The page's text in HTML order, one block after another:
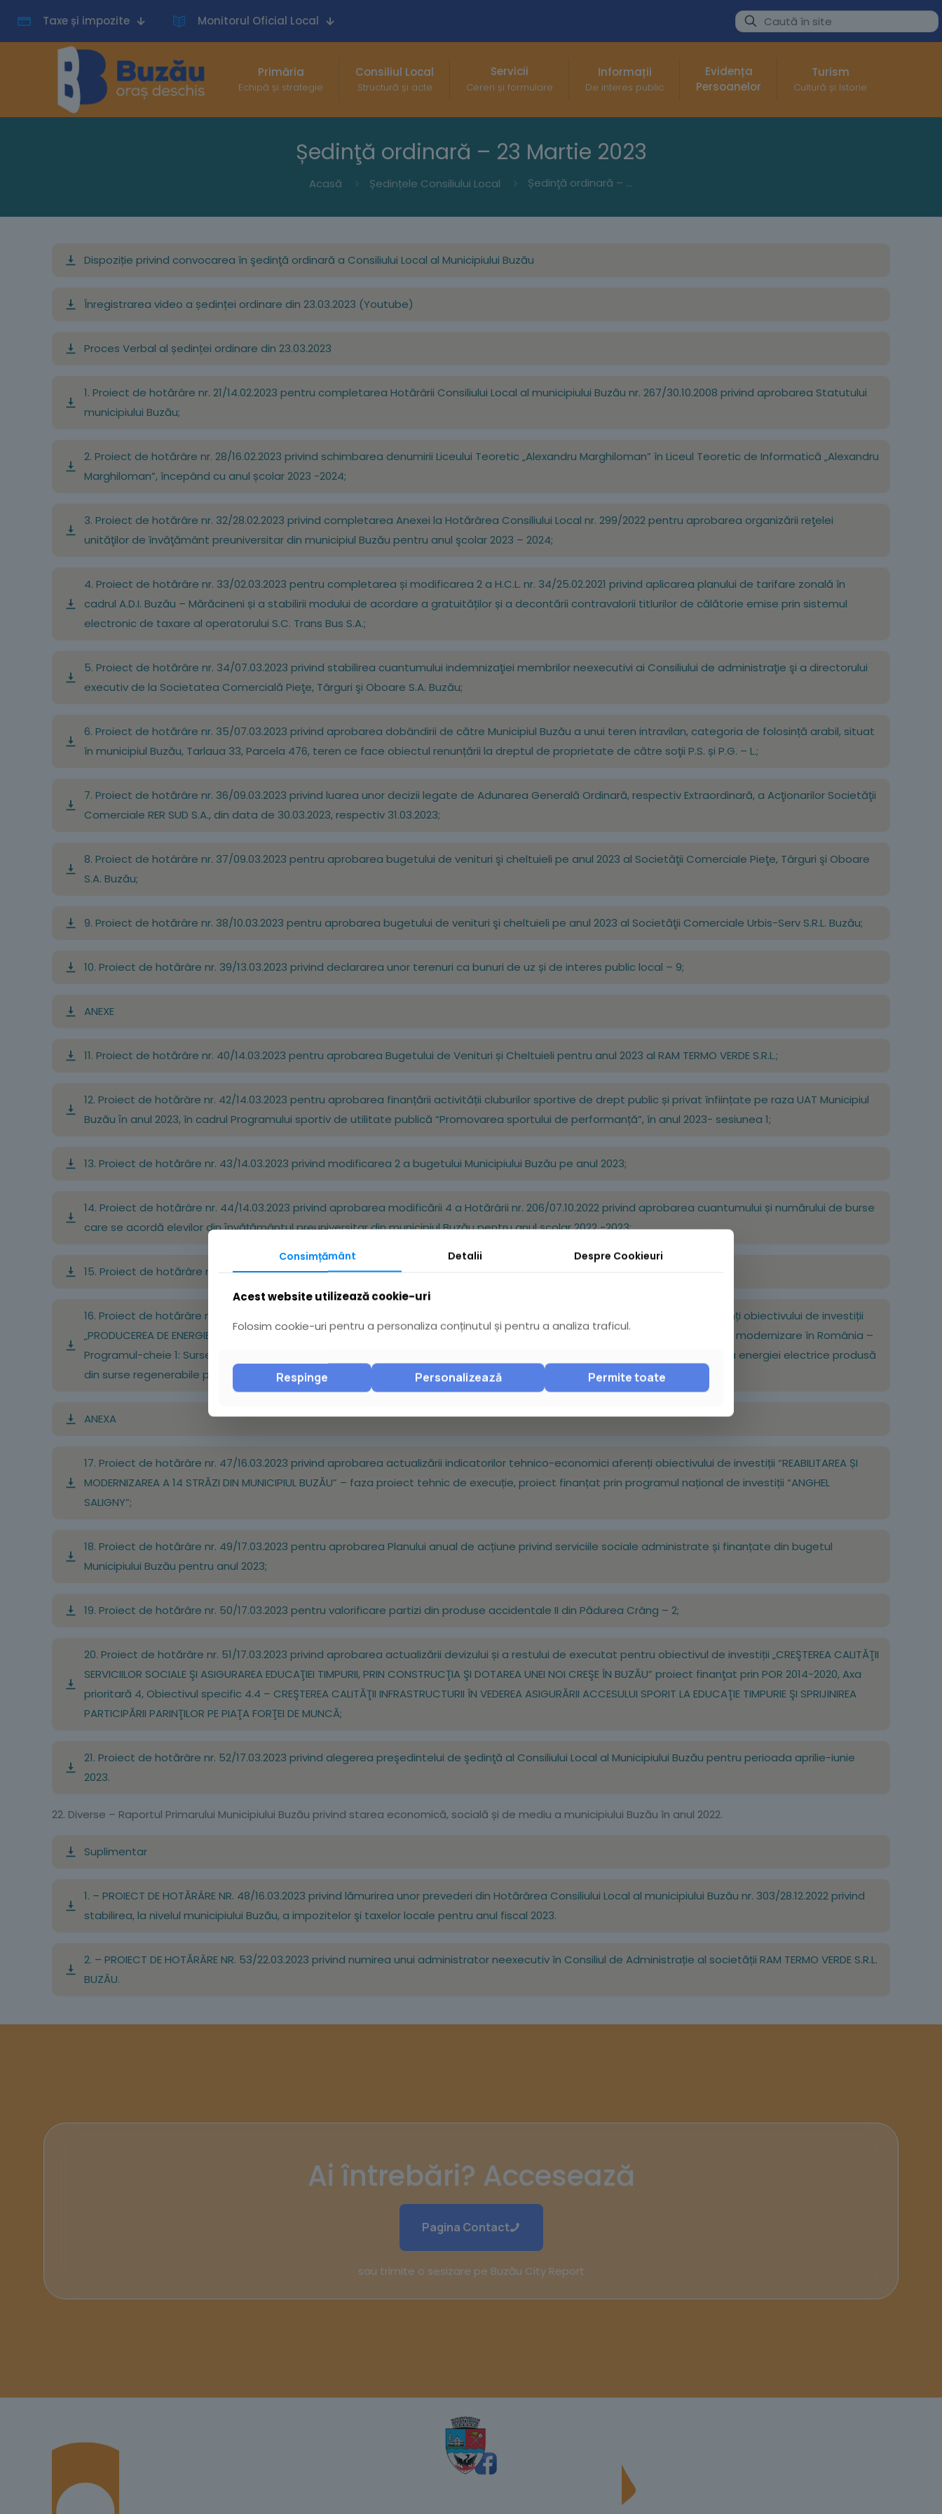
Taxe și impozite Monitorul Oficial Local
Primăria
Echipă și strategie
Consiliul Local
Structură și acte
Servicii
Cereri și formulare
Informații
De interes public
Evidența
Persoanelor
Turism
Cultură și Istorie
Ședinţă ordinară – 23 Martie 2023
Acasă Ședințele Consiliului Local Ședinţă ordinară – 23 Martie 2023
Dispoziție privind convocarea în şedinţă ordinară a Consiliului Local al Municipiului Buzău
Înregistrarea video a ședinței ordinare din 23.03.2023 (Youtube)
Proces Verbal al ședinței ordinare din 23.03.2023
1. Proiect de hotărâre nr. 21/14.02.2023 pentru completarea Hotărârii Consiliului Local al municipiului Buzău nr. 267/30.10.2008 privind aprobarea Statutului
municipiului Buzău;
2. Proiect de hotărâre nr. 28/16.02.2023 privind schimbarea denumirii Liceului Teoretic „Alexandru Marghiloman” în Liceul Teoretic de Informatică „Alexandru
Marghiloman”, începând cu anul școlar 2023 -2024;
3. Proiect de hotărâre nr. 32/28.02.2023 privind completarea Anexei la Hotărârea Consiliului Local nr. 299/2022 pentru aprobarea organizării reţelei
unităţilor de învăţământ preuniversitar din municipiul Buzău pentru anul şcolar 2023 – 2024;
4. Proiect de hotărâre nr. 33/02.03.2023 pentru completarea și modificarea 2 a H.C.L. nr. 34/25.02.2021 privind aplicarea planului de tarifare zonală în
cadrul A.D.I. Buzău – Mărăcineni și a stabilirii modului de acordare a gratuităților și a decontării contravalorii titlurilor de călătorie emise prin sistemul
electronic de taxare al operatorului S.C. Trans Bus S.A.;
5. Proiect de hotărâre nr. 34/07.03.2023 privind stabilirea cuantumului indemnizaţiei membrilor neexecutivi ai Consiliului de administraţie şi a directorului
executiv de la Societatea Comercială Pieţe, Târguri şi Oboare S.A. Buzău;
6. Proiect de hotărâre nr. 35/07.03.2023 privind aprobarea dobândirii de către Municipiul Buzău a unui teren intravilan, categoria de folosință arabil, situat
în municipiul Buzău, Tarlaua 33, Parcela 476, teren ce face obiectul renunțării la dreptul de proprietate de către soţii P.S. și P.G. – L.;
7. Proiect de hotărâre nr. 36/09.03.2023 privind luarea unor decizii legate de Adunarea Generală Ordinară, respectiv Extraordinară, a Acţionarilor Societăţii
Comerciale RER SUD S.A., din data de 30.03.2023, respectiv 31.03.2023;
8. Proiect de hotârâre nr. 37/09.03.2023 pentru aprobarea bugetului de venituri şi cheltuieli pe anul 2023 al Societăţii Comerciale Pieţe, Târguri şi Oboare
S.A. Buzău;
9. Proiect de hotărâre nr. 38/10.03.2023 pentru aprobarea bugetului de venituri şi cheltuieli pe anul 2023 al Societăţii Comerciale Urbis-Serv S.R.L. Buzău;
10. Proiect de hotărâre nr. 39/13.03.2023 privind declararea unor terenuri ca bunuri de uz și de interes public local – 9;
ANEXE
11. Proiect de hotărâre nr. 40/14.03.2023 pentru aprobarea Bugetului de Venituri și Cheltuieli pentru anul 2023 al RAM TERMO VERDE S.R.L.;
12. Proiect de hotărâre nr. 42/14.03.2023 pentru aprobarea finanțării activității cluburilor sportive de drept public și privat înființate pe raza UAT Municipiul
Buzău ȋn anul 2023, în cadrul Programului sportiv de utilitate publică “Promovarea sportului de performanță”, în anul 2023- sesiunea 1;
13. Proiect de hotărâre nr. 43/14.03.2023 privind modificarea 2 a bugetului Municipiului Buzău pe anul 2023;
14. Proiect de hotărâre nr. 44/14.03.2023 privind aprobarea modificării 4 a Hotărârii nr. 206/07.10.2022 privind aprobarea cuantumului și numărului de burse
care se acordă elevilor din ȋnvățământul preuniversitar din municipiul Buzău pentru anul școlar 2022 -2023;
15. Proiect de hotărâre nr. 45/14.03.2023 privind aprobarea contului de execuţie al bugetului Municipiului Buzău pe anul 2022;
16. Proiect de hotărâre nr. 46/16.03.2023 privind aprobarea Studiului de fezabilitate și a indicatorilor tehnico-economici aferenți obiectivului de investiții
„PRODUCEREA DE ENERGIE VERDE PRIN CONSTRUIREA UNUI PARC DE PANOURI FOTOVOLTAICE ÎN MUNICIPIUL BUZĂU” – Fondul pentru modernizare în România –
Programul-cheie 1: Surse regenerabile de energie și stocarea energiei – Sprijinirea investiţiilor în noi capacităţi de producere a energiei electrice produsă
din surse regenerabile pentru autoconsum;
ANEXA
17. Proiect de hotărâre nr. 47/16.03.2023 privind aprobarea actualizării indicatorilor tehnico-economici aferenți obiectivului de investiții “REABILITAREA ȘI
MODERNIZAREA A 14 STRĂZI DIN MUNICIPIUL BUZĂU” – faza proiect tehnic de execuție, proiect finanțat prin programul național de investiții “ANGHEL
SALIGNY”;
18. Proiect de hotărâre nr. 49/17.03.2023 pentru aprobarea Planului anual de acțiune privind serviciile sociale administrate și finanțate din bugetul
Municipiului Buzău pentru anul 2023;
19. Proiect de hotărâre nr. 50/17.03.2023 pentru valorificare partizi din produse accidentale II din Pădurea Crâng – 2;
20. Proiect de hotărâre nr. 51/17.03.2023 privind aprobarea actualizării devizului și a restului de executat pentru obiectivul de investiții „CREŞTEREA CALITĂŢII
SERVICIILOR SOCIALE ŞI ASIGURAREA EDUCAŢIEI TIMPURII, PRIN CONSTRUCŢIA ŞI DOTAREA UNEI NOI CREŞE ÎN BUZĂU” proiect finanţat prin POR 2014-2020, Axa
prioritară 4, Obiectivul specific 4.4 – CREŞTEREA CALITĂŢII INFRASTRUCTURII ÎN VEDEREA ASIGURĂRII ACCESULUI SPORIT LA EDUCAŢIE TIMPURIE ŞI SPRIJINIREA
PARTICIPĂRII PARINŢILOR PE PIAŢA FORŢEI DE MUNCĂ;
21. Proiect de hotărâre nr. 52/17.03.2023 privind alegerea preşedintelui de şedinţă al Consiliului Local al Municipiului Buzău pentru perioada aprilie-iunie
2023.
22. Diverse – Raportul Primarului Municipiului Buzău privind starea economică, socială și de mediu a municipiului Buzău în anul 2022.
Suplimentar
1. – PROIECT DE HOTĂRÂRE NR. 48/16.03.2023 privind lămurirea unor prevederi din Hotărârea Consiliului Local al municipiului Buzău nr. 303/28.12.2022 privind
stabilirea, la nivelul municipiului Buzău, a impozitelor şi taxelor locale pentru anul fiscal 2023.
2. – PROIECT DE HOTĂRÂRE NR. 53/22.03.2023 privind numirea unui administrator neexecutiv în Consiliul de Administrație al societății RAM TERMO VERDE S.R.L.
BUZĂU.
Ai întrebări? Accesează
Pagina Contact
sau trimite o sesizare pe Buzău City Report
Consimțământ Detalii Despre Cookieuri
Acest website utilizează cookie-uri
Folosim cookie-uri pentru a personaliza conținutul și pentru a analiza traficul.
Respinge Personalizează Permite toate